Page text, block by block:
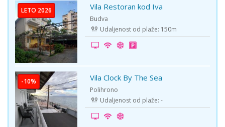
Vila Restoran kod Iva
Budva
Udaljenost od plaže: 150m
Vila Clock By The Sea
Polihrono
Udaljenost od plaže: -